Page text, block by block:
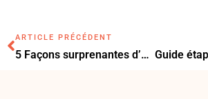
ARTICLE PRÉCÉDENT
5 Façons surprenantes d’utiliser la Sarriette dans la maison